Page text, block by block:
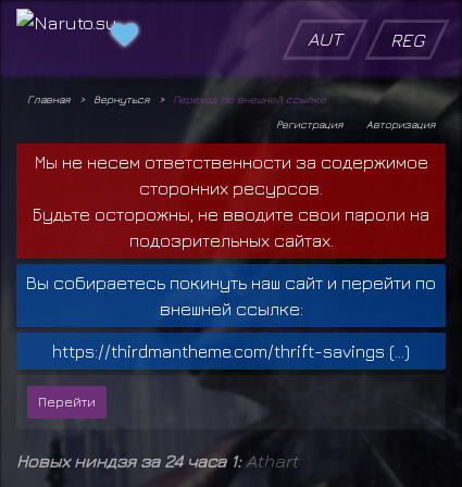
AUT REG
Главная Вернуться
Переход по внешней ссылке
Авторизация
Регистрация
Мы не несем ответственности за содержимое
сторонних ресурсов.
Будьте осторожны, не вводите свои пароли на
подозрительных сайтах.
Вы собираетесь покинуть наш сайт и перейти по
внешней ссылке:
https://thirdmantheme.com/thrift-savings (...)
Новых ниндзя за 24 часа 1: Athart